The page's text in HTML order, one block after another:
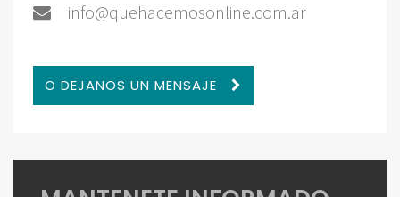
info@quehacemosonline.com.ar
O DEJANOS UN MENSAJE